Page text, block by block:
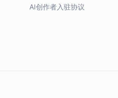
AI创作者入驻协议